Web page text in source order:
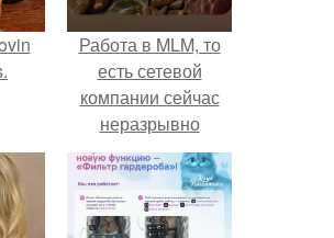
Работа в MLM, то
есть сетевой
компании сейчас
неразрывно
связана с создание
своего контента,
своей страницы в
соц сетях.